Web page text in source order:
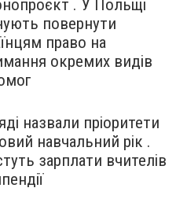
. У Польщі
повернути
право на
окремих видів
назвали пріоритети
навчальний рік .
зарплати вчителів